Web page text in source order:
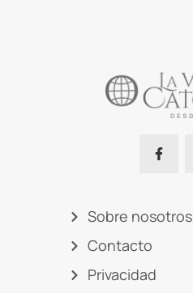
Sobre nosotros
Contacto
Privacidad